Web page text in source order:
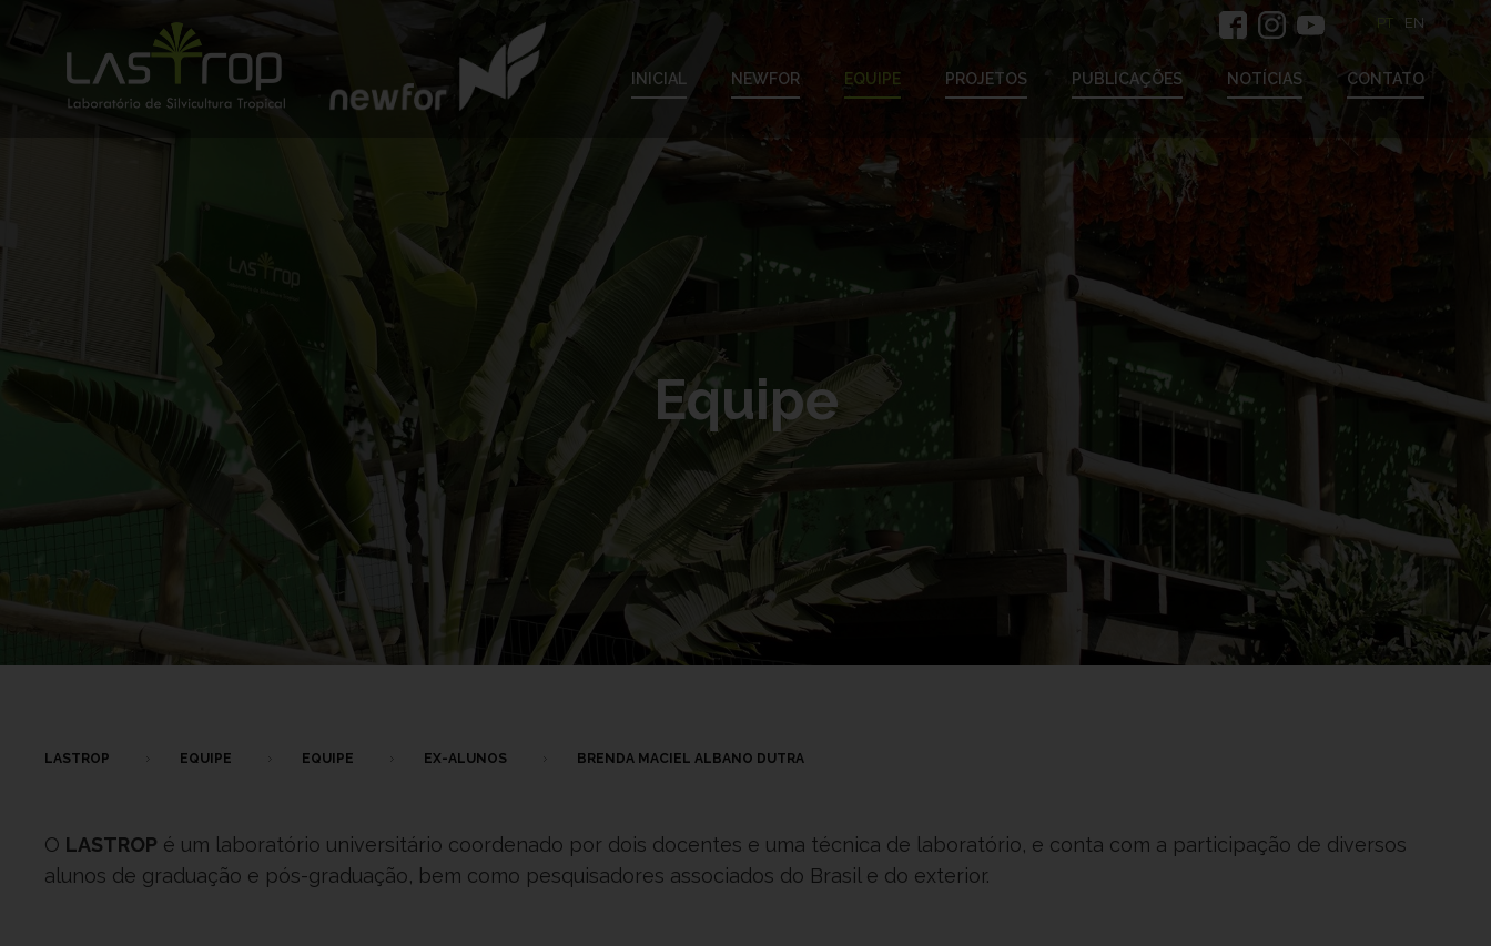
INICIAL NEWFOR EQUIPE PROJETOS PUBLICAÇÕES NOTÍCIAS CONTATO
PT EN
Equipe
LASTROP EQUIPE EQUIPE EX-ALUNOS BRENDA MACIEL ALBANO DUTRA
O LASTROP é um laboratório universitário coordenado por dois docentes e uma técnica de laboratório, e conta com a participação de diversos
alunos de graduação e pós-graduação, bem como pesquisadores associados do Brasil e do exterior.